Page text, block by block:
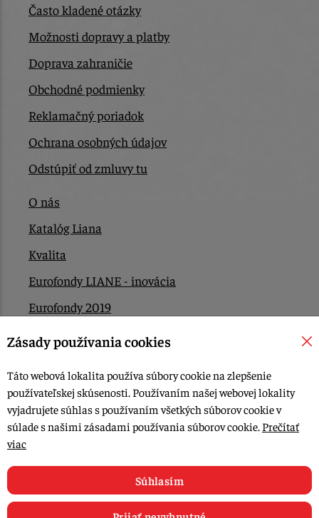
Často kladené otázky
Možnosti dopravy a platby
Doprava zahraničie
Obchodné podmienky
Reklamačný poriadok
Ochrana osobných údajov
Odstúpiť od zmluvy tu
O nás
Katalóg Liana
Kvalita
Eurofondy LIANE - inovácia
Eurofondy 2019
Eurofondy 2022/2023
Kontakt
© 2015-2026, LIANA GOLIAŠ s.r.o. všetky práva vyhradené.
Upraviť nastavenia Cookies
Zásady používania cookies
Táto webová lokalita používa súbory cookie na zlepšenie
používateľskej skúsenosti. Používaním našej webovej lokality
vyjadrujete súhlas s používaním všetkých súborov cookie v
súlade s našimi zásadami používania súborov cookie. Prečítať
viac
Súhlasím